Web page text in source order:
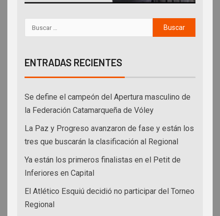
ENTRADAS RECIENTES
Se define el campeón del Apertura masculino de
la Federación Catamarqueña de Vóley
La Paz y Progreso avanzaron de fase y están los
tres que buscarán la clasificación al Regional
Ya están los primeros finalistas en el Petit de
Inferiores en Capital
El Atlético Esquiú decidió no participar del Torneo
Regional